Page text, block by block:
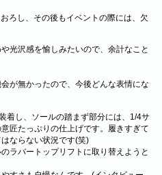
ろし、その後もイベントの際には、欠
光沢感を愉しみたいので、余計なこと
が無かったので、今後どんな表情にな
着し、ソールの踏まず部分には、1/4サ
匠たっぷりの仕上げです。履きすぎて
ならない状況です(笑)
ラバートップリフトに取り替えようと